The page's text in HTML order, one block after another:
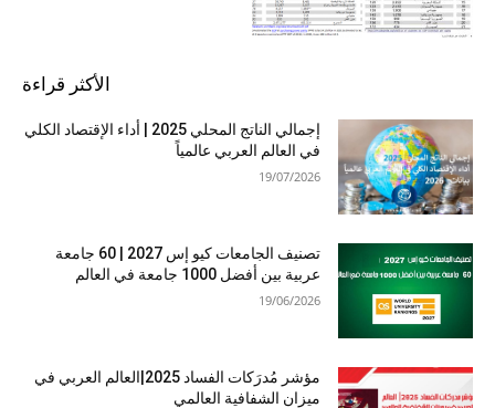
الأكثر قراءة
إجمالي الناتج المحلي 2025 | أداء الإقتصاد الكلي
في العالم العربي عالمياً
19/07/2026
تصنيف الجامعات كيو إس 2027 | 60 جامعة
عربية بين أفضل 1000 جامعة في العالم
19/06/2026
مؤشر مُدرَكات الفساد 2025|العالم العربي في
ميزان الشفافية العالمي